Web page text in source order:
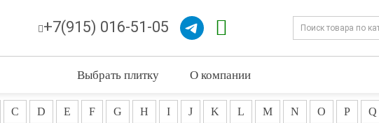
+7(915) 016-51-05
Выбрать плитку О компании
C D E F G H I J K L M N O P Q